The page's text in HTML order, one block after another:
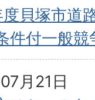
貝塚市道
件付一般
月21日